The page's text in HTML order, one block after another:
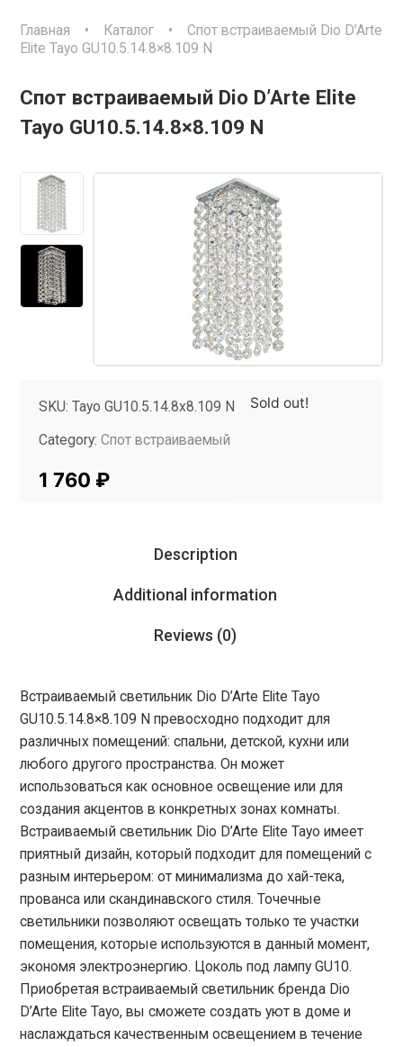
Главная • Каталог •Спот встраиваемый Dio D’Arte
Elite Tayo GU10.5.14.8×8.109 N
Спот встраиваемый Dio D’Arte Elite
Tayo GU10.5.14.8×8.109 N
SKU: Tayo GU10.5.14.8x8.109 N
Category: Спот встраиваемый
Tag: InMyRoom
Sold out!
1 760 ₽
Description
Additional information
Reviews (0)
Встраиваемый светильник Dio D’Arte Elite Tayo
GU10.5.14.8×8.109 N превосходно подходит для
различных помещений: спальни, детской, кухни или
любого другого пространства. Он может
использоваться как основное освещение или для
создания акцентов в конкретных зонах комнаты.
Встраиваемый светильник Dio D’Arte Elite Tayo имеет
приятный дизайн, который подходит для помещений с
разным интерьером: от минимализма до хай-тека,
прованса или скандинавского стиля. Точечные
светильники позволяют освещать только те участки
помещения, которые используются в данный момент,
экономя электроэнергию. Цоколь под лампу GU10.
Приобретая встраиваемый светильник бренда Dio
D’Arte Elite Tayo, вы сможете создать уют в доме и
наслаждаться качественным освещением в течение